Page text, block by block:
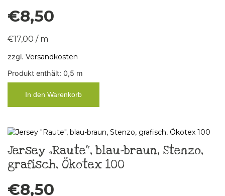
€8,50
€17,00 / m
zzgl. Versandkosten
Produkt enthält: 0,5 m
In den Warenkorb
Jersey „Raute“, blau-braun, Stenzo,
grafisch, Ökotex 100
€8,50